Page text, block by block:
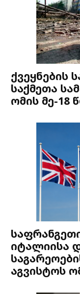
ქვეყნების
საქმეთა
ომის მე-18
იტალიისა
აგვისტოს